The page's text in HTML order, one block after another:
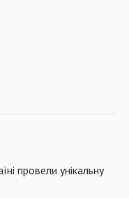
провели унікальну